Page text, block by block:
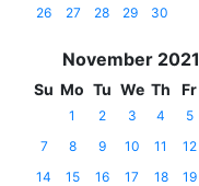
26
27 28 29 30
November 2021
Su Mo Tu We Th Fr
1 2 3 4 5
7
8 9 10 11 12
14
15 16 17 18 19